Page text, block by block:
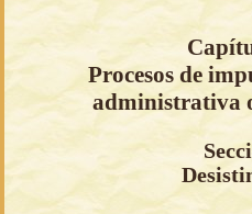
Procesos de
administrativa